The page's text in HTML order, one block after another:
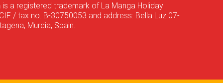
is a registered trademark of La Manga Holiday
/ tax no. B-30750053 and address: Bella Luz 07-
Murcia, Spain.